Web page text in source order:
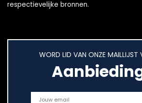
respectievelijke bronnen.
WORD LID VAN ONZE MAILLIJST